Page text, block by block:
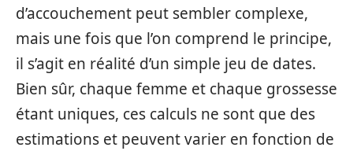
d’accouchement peut sembler complexe,
mais une fois que l’on comprend le principe,
il s’agit en réalité d’un simple jeu de dates.
Bien sûr, chaque femme et chaque grossesse
étant uniques, ces calculs ne sont que des
estimations et peuvent varier en fonction de